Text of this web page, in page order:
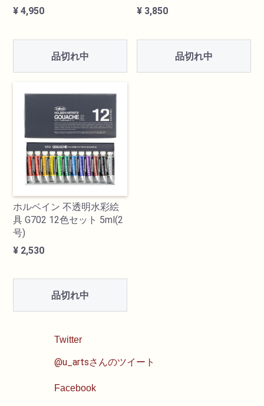
Twitter
@u_artsさんのツイート
Facebook
¥ 4,950
品切れ中
¥ 3,850
品切れ中
ホルベイン 不透明水彩絵
具 G702 12色セット 5ml(2
号)
¥ 2,530
品切れ中
画溶液
地塗り材・メディウム
パステル
インク
鉛筆・木炭